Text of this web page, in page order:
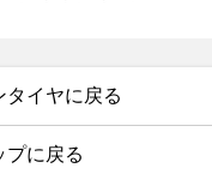
タイヤに戻る
プに戻る